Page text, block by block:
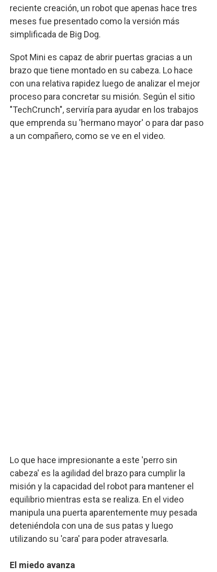
reciente creación, un robot que apenas hace tres
meses fue presentado como la versión más
simplificada de Big Dog.
Spot Mini es capaz de abrir puertas gracias a un
brazo que tiene montado en su cabeza. Lo hace
con una relativa rapidez luego de analizar el mejor
proceso para concretar su misión. Según el sitio
"TechCrunch", serviría para ayudar en los trabajos
que emprenda su 'hermano mayor' o para dar paso
a un compañero, como se ve en el video.
Lo que hace impresionante a este 'perro sin
cabeza' es la agilidad del brazo para cumplir la
misión y la capacidad del robot para mantener el
equilibrio mientras esta se realiza. En el video
manipula una puerta aparentemente muy pesada
deteniéndola con una de sus patas y luego
utilizando su 'cara' para poder atravesarla.
El miedo avanza